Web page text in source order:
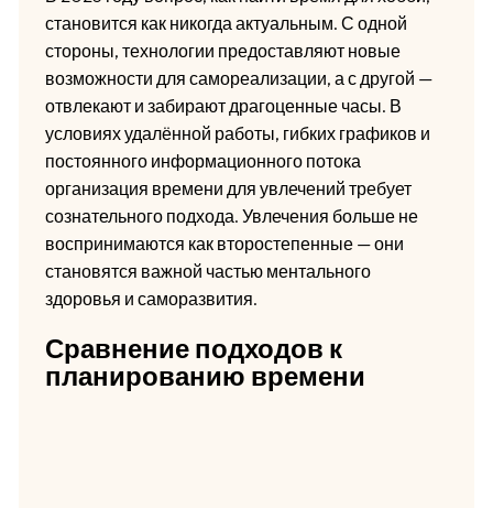
становится как никогда актуальным. С одной
стороны, технологии предоставляют новые
возможности для самореализации, а с другой —
отвлекают и забирают драгоценные часы. В
условиях удалённой работы, гибких графиков и
постоянного информационного потока
организация времени для увлечений требует
сознательного подхода. Увлечения больше не
воспринимаются как второстепенные — они
становятся важной частью ментального
здоровья и саморазвития.
Сравнение подходов к
планированию времени